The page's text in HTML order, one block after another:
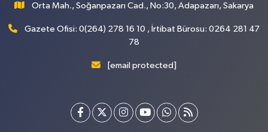
Orta Mah., Soğanpazarı Cad., No:30, Adapazarı, Sakarya
Gazete Ofisi: 0(264) 278 16 10 , İrtibat Bürosu: 0264 281 47
78
[email protected]